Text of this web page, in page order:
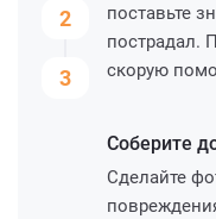
2
3
поставьте
пострадал.
скорую
Соберите
Сделайте